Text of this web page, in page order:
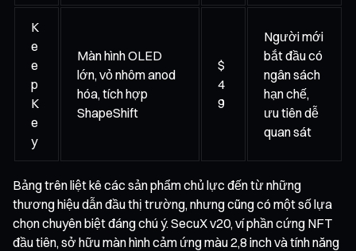
K
e
e
p
K
e
y
Màn hình OLED
lớn, vỏ nhôm anod
hóa, tích hợp
ShapeShift
$
4
9
Người mới
bắt đầu có
ngân sách
hạn chế,
ưu tiên dễ
quan sát
Bảng trên liệt kê các sản phẩm chủ lực đến từ những
thương hiệu dẫn đầu thị trường, nhưng cũng có một số lựa
chọn chuyên biệt đáng chú ý. SecuX v20, ví phần cứng NFT
đầu tiên, sở hữu màn hình cảm ứng màu 2,8 inch và tính năng